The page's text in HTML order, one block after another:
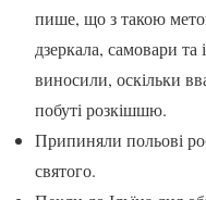
пише, що з такою
дзеркала, самовари та
виносили, оскільки
побуті розкішшю.
Припиняли польові
святого.